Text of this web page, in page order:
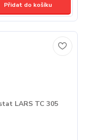
Přidat do košíku